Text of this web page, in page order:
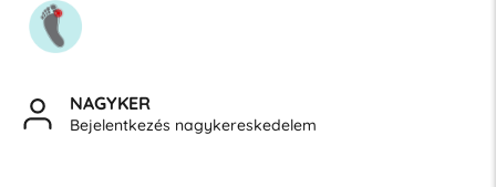
NAGYKER
Bejelentkezés nagykereskedelem